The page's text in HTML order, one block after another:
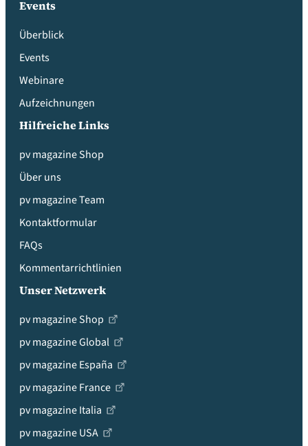
Events
Überblick
Events
Webinare
Aufzeichnungen
Hilfreiche Links
pv magazine Shop
Über uns
pv magazine Team
Kontaktformular
FAQs
Kommentarrichtlinien
Unser Netzwerk
pv magazine Shop
pv magazine Global
pv magazine España
pv magazine France
pv magazine Italia
pv magazine USA